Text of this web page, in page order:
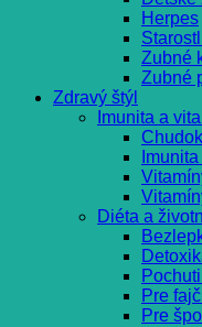
Herpes
Zubné
Zubné
Zdravý štýl
Imunita a
Diéta a
Pre
Pre